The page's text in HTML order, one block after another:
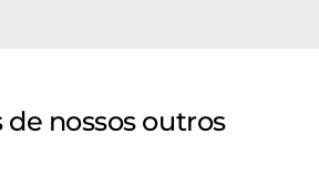
de nossos outros